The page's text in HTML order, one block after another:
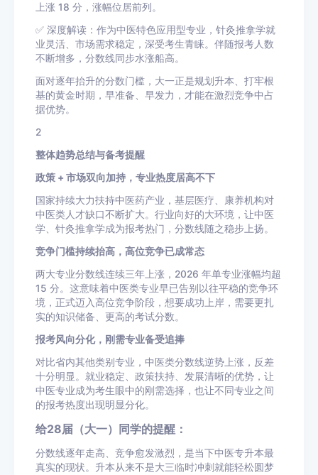
上涨 18 分，涨幅位居前列。
✅ 深度解读：作为中医特色应用型专业，针灸推拿学就
业灵活、市场需求稳定，深受考生青睐。伴随报考人数
不断增多，分数线同步水涨船高。
面对逐年抬升的分数门槛，大一正是规划升本、打牢根
基的黄金时期，早准备、早发力，才能在激烈竞争中占
据优势。
2
整体趋势总结与备考提醒
政策 + 市场双向加持，专业热度居高不下
国家持续大力扶持中医药产业，基层医疗、康养机构对
中医类人才缺口不断扩大。行业向好的大环境，让中医
学、针灸推拿学成为报考热门，分数线随之稳步上扬。
竞争门槛持续抬高，高位竞争已成常态
两大专业分数线连续三年上涨，2026 年单专业涨幅均超
15 分。这意味着中医类专业早已告别以往平稳的竞争环
境，正式迈入高位竞争阶段，想要成功上岸，需要更扎
实的知识储备、更高的考试分数。
报考风向分化，刚需专业备受追捧
对比省内其他类别专业，中医类分数线逆势上涨，反差
十分明显。就业稳定、政策扶持、发展清晰的优势，让
中医专业成为考生眼中的刚需选择，也让不同专业之间
的报考热度出现明显分化。
给28届（大一）同学的提醒：
分数线逐年走高、竞争愈发激烈，是当下中医专升本最
真实的现状。升本从来不是大三临时冲刺就能轻松圆梦